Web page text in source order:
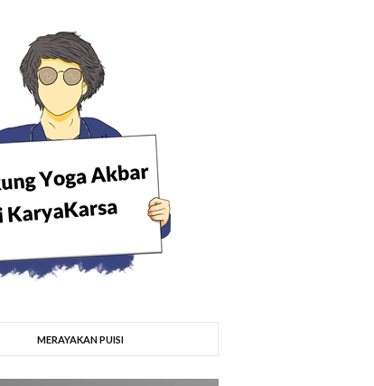
MERAYAKAN PUISI